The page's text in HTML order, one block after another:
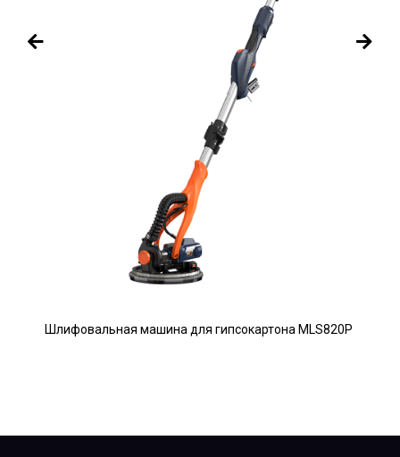
Шлифовальная машина для гипсокартона MLS820P